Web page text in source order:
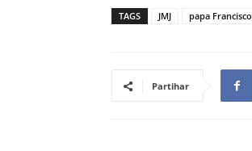
TAGS JMJ papa Francisco
Partihar